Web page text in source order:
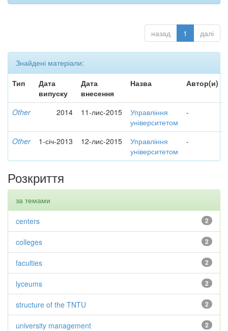
назад 1 далі
Знайдені матеріали:
Тип
Дата
випуску
Дата
внесення
Назва Автор(и)
Other 2014 11-лис-2015
Управління
університетом
-
Other 1-січ-2013 12-лис-2015
Управління
університетом
-
Розкриття
за темами
2
centers
2
colleges
2
faculties
2
lyceums
2
structure of the TNTU
2
university management